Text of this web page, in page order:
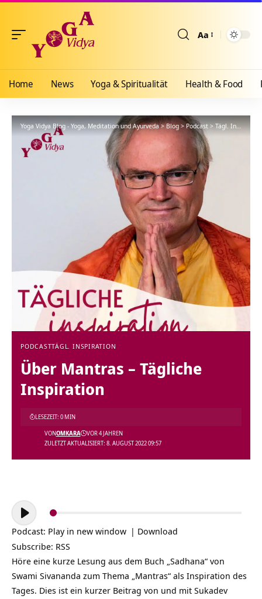
Aa
Home News Yoga & Spiritualität Health & Food
Yoga Vidya Blog - Yoga, Meditation und Ayurveda>Blog>Podcast>Tägl. Inspiration
PODCASTTÄGL. INSPIRATION
Über Mantras – Tägliche
Inspiration
ZULETZT AKTUALISIERT: 8. AUGUST 2022 09:57
VONOMKARA VOR 4 JAHREN
LESEZEIT: 0 MIN
Audio-
Player
Podcast: Play in new window | Download
Subscribe: RSS
Höre eine kurze Lesung aus dem Buch „Sadhana“ von
Swami Sivananda zum Thema „Mantras“ als Inspiration des
Tages. Dies ist ein kurzer Beitrag von und mit Sukadev